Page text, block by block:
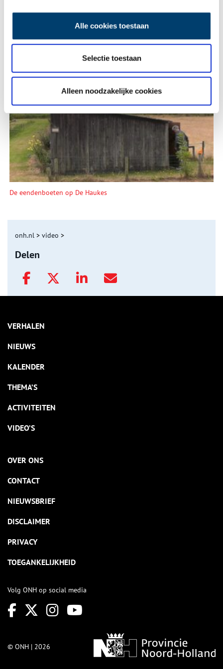
Alle cookies toestaan
Selectie toestaan
Alleen noodzakelijke cookies
Tien verdwenen pretparken
De eendenboeten op De Haukes
onh.nl > video >
Delen
VERHALEN
NIEUWS
KALENDER
THEMA’S
ACTIVITEITEN
VIDEO’S
OVER ONS
CONTACT
NIEUWSBRIEF
DISCLAIMER
PRIVACY
TOEGANKELIJKHEID
Volg ONH op social media
© ONH | 2026